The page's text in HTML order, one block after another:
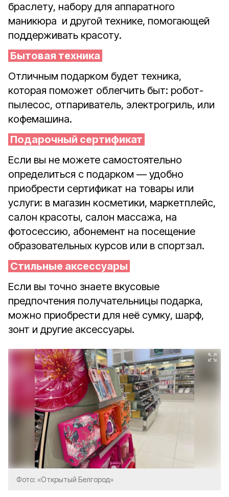
браслету, набору для аппаратного
маникюра и другой технике, помогающей
поддерживать красоту.
Бытовая техника
Отличным подарком будет техника,
которая поможет облегчить быт: робот-
пылесос, отпариватель, электрогриль, или
кофемашина.
Подарочный сертификат
Если вы не можете самостоятельно
определиться с подарком — удобно
приобрести сертификат на товары или
услуги: в магазин косметики, маркетплейс,
салон красоты, салон массажа, на
фотосессию, абонемент на посещение
образовательных курсов или в спортзал.
Стильные аксессуары
Если вы точно знаете вкусовые
предпочтения получательницы подарка,
можно приобрести для неё сумку, шарф,
зонт и другие аксессуары.
Фото: «Открытый Белгород»